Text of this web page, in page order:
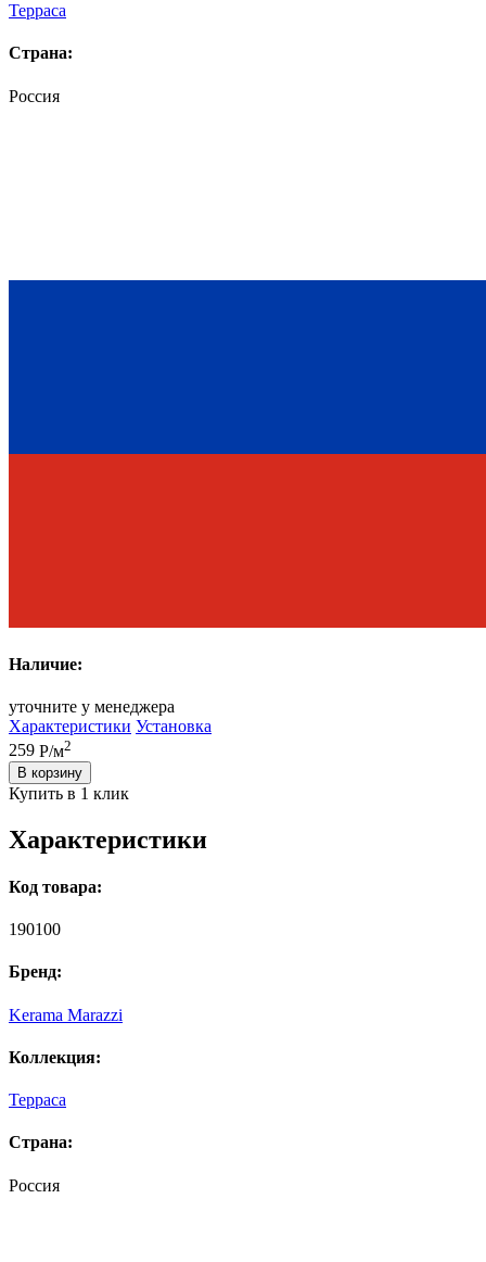
Терраса
Страна:
Россия
Наличие:
уточните у менеджера
Характеристики Установка
259 Р/м2
В корзину
Купить в 1 клик
Характеристики
Код товара:
190100
Бренд:
Kerama Marazzi
Коллекция:
Терраса
Страна:
Россия